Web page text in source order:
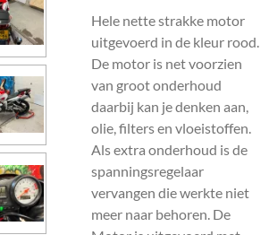
Hele nette strakke motor
uitgevoerd in de kleur rood.
De motor is net voorzien
van groot onderhoud
daarbij kan je denken aan,
olie, filters en vloeistoffen.
Als extra onderhoud is de
spanningsregelaar
vervangen die werkte niet
meer naar behoren. De